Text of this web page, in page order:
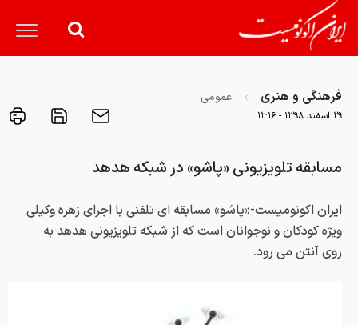
فرهنگی و هنری عمومی
۲۹ اسفند ۱۳۹۸ - ۱۲:۱۶
مسابقه تلویزیونی «پاشو» در شبکه هدهد
ایران اکونومیست-«پاشو» مسابقه ای تلفنی با اجرای زهره وکیلی
ویژه کودکان و نوجوانان است که از شبکه تلویزیونی هدهد به
روی آنتن می رود.